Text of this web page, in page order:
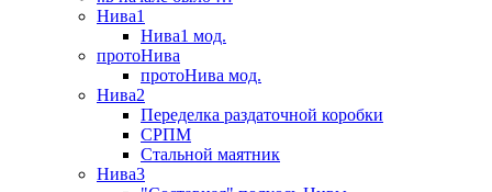
Нива1
Нива1 мод.
протоНива
протоНива мод.
Нива2
Переделка раздаточной коробки
СРПМ
Стальной маятник
Нива3